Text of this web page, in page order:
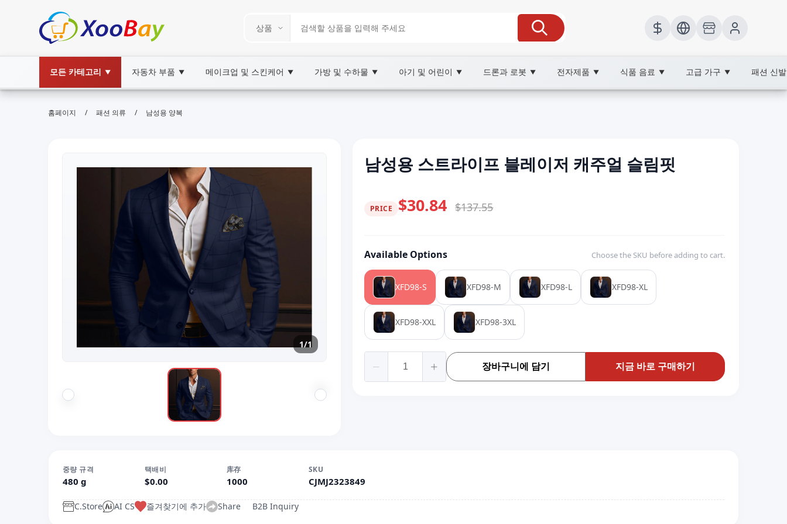
모든 카테고리 ▼ 자동차 부품 ▼ 메이크업 및 스킨케어 ▼ 가방 및 수하물 ▼ 아기 및 어린이 ▼ 드론과 로봇 ▼ 전자제품 ▼ 식품 음료 ▼ 고급 가구 ▼ 패션 신
홈페이지 / 패션 의류 / 남성용 양복
1/1
남성용 스트라이프 블레이저 캐주얼 슬림핏
PRICE $30.84 $137.55
Available Options Choose the SKU before adding to cart.
XFD98-S XFD98-M XFD98-L XFD98-XL
XFD98-XXL XFD98-3XL
장바구니에 담기 지금 바로 구매하기
중량 규격
480 g
택배비
$0.00
库存
1000
SKU
CJMJ2323849
C.Store AI CS 즐겨찾기에 추가 Share B2B Inquiry